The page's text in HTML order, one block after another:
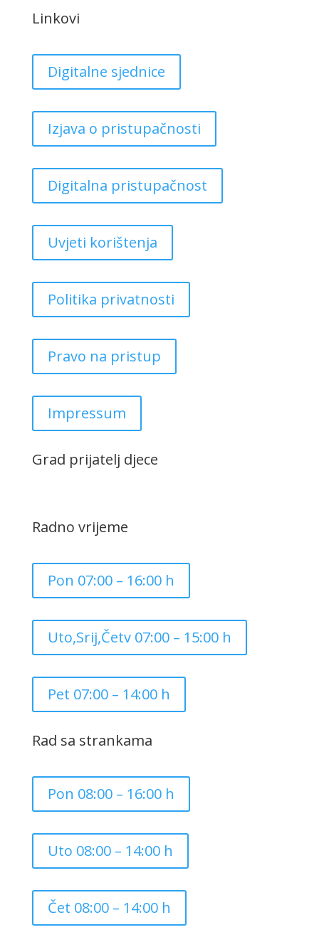
Linkovi
Digitalne sjednice
Izjava o pristupačnosti
Digitalna pristupačnost
Uvjeti korištenja
Politika privatnosti
Pravo na pristup
Impressum
Grad prijatelj djece
Radno vrijeme
Pon 07:00 – 16:00 h
Uto,Srij,Četv 07:00 – 15:00 h
Pet 07:00 – 14:00 h
Rad sa strankama
Pon 08:00 – 16:00 h
Uto 08:00 – 14:00 h
Čet 08:00 – 14:00 h